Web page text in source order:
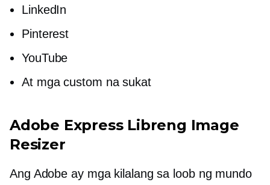
LinkedIn
Pinterest
YouTube
At mga custom na sukat
Adobe Express Libreng Image
Resizer
Ang Adobe ay mga kilalang sa loob ng mundo